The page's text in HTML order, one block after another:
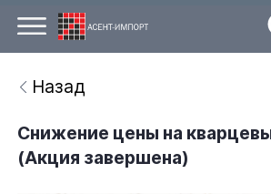
Назад
Снижение цены на
(Акция завершена)